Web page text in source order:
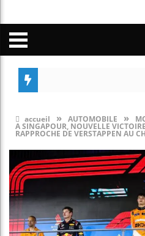
accueil » AUTOMOBILE »
A SINGAPOUR, NOUVELLE
RAPPROCHE DE VERSTAPPEN AU